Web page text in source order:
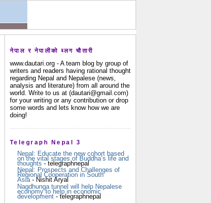
नेपाल र नेपालीको ब्लग चौतारी
www.dautari.org - A team blog by group of
writers and readers having rational thought
regarding Nepal and Nepalese (news,
analysis and literature) from all around the
world. Write to us at (dautari@gmail.com)
for your writing or any contribution or drop
some words and lets know how we are
doing!
Telegraph Nepal 3
Nepal: Educate the new cohort based
on the vital stages of Buddha’s life and
thoughts - telegraphnepal
Nepal: Prospects and Challenges of
Regional Cooperation in South
Asia- Nishit Aryal
Nagdhunga tunnel will help Nepalese
economy to help in economic
development - telegraphnepal